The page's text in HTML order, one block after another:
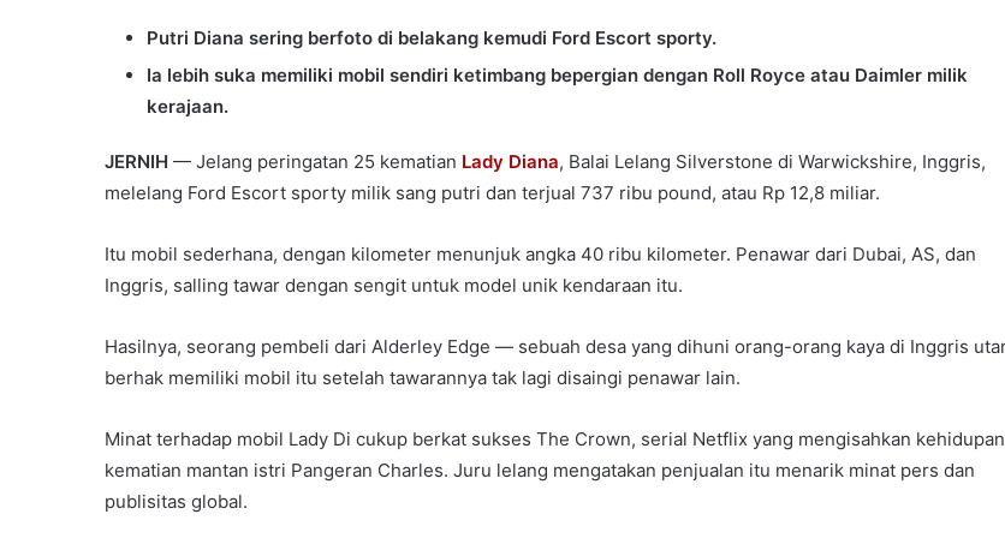
Putri Diana sering berfoto di belakang kemudi Ford Escort sporty.
Ia lebih suka memiliki mobil sendiri ketimbang bepergian dengan Roll Royce atau Daimler milik
kerajaan.
JERNIH — Jelang peringatan 25 kematian Lady Diana, Balai Lelang Silverstone di Warwickshire, Inggris,
melelang Ford Escort sporty milik sang putri dan terjual 737 ribu pound, atau Rp 12,8 miliar.
Itu mobil sederhana, dengan kilometer menunjuk angka 40 ribu kilometer. Penawar dari Dubai, AS, dan
Inggris, salling tawar dengan sengit untuk model unik kendaraan itu.
Hasilnya, seorang pembeli dari Alderley Edge — sebuah desa yang dihuni orang-orang kaya di Inggris
berhak memiliki mobil itu setelah tawarannya tak lagi disaingi penawar lain.
Minat terhadap mobil Lady Di cukup berkat sukses The Crown, serial Netflix yang mengisahkan
kematian mantan istri Pangeran Charles. Juru lelang mengatakan penjualan itu menarik minat pers dan
publisitas global.